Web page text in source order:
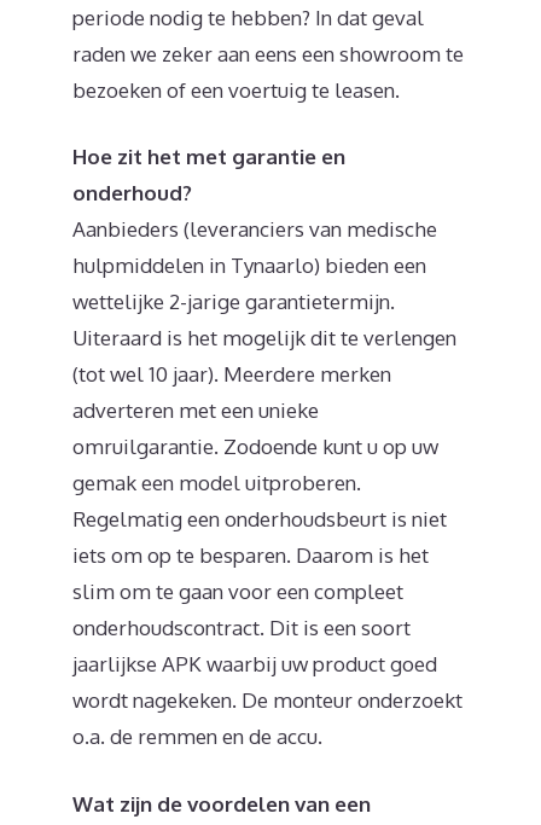
periode nodig te hebben? In dat geval
raden we zeker aan eens een showroom te
bezoeken of een voertuig te leasen.
Hoe zit het met garantie en
onderhoud?
Aanbieders (leveranciers van medische
hulpmiddelen in Tynaarlo) bieden een
wettelijke 2-jarige garantietermijn.
Uiteraard is het mogelijk dit te verlengen
(tot wel 10 jaar). Meerdere merken
adverteren met een unieke
omruilgarantie. Zodoende kunt u op uw
gemak een model uitproberen.
Regelmatig een onderhoudsbeurt is niet
iets om op te besparen. Daarom is het
slim om te gaan voor een compleet
onderhoudscontract. Dit is een soort
jaarlijkse APK waarbij uw product goed
wordt nagekeken. De monteur onderzoekt
o.a. de remmen en de accu.
Wat zijn de voordelen van een